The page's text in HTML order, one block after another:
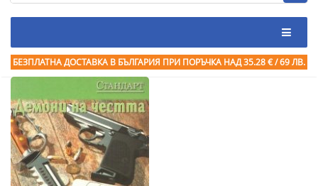
БЕЗПЛАТНА ДОСТАВКА В БЪЛГАРИЯ ПРИ ПОРЪЧКА НАД 35.28 € / 69 ЛВ.